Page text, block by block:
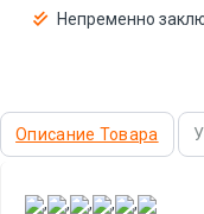
Непременно
Описание Товара
, , , , ,